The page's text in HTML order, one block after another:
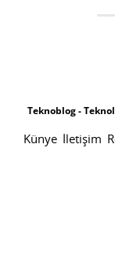
eğlence,